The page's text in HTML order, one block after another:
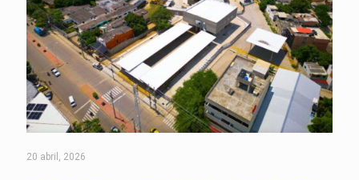
20 abril, 2026